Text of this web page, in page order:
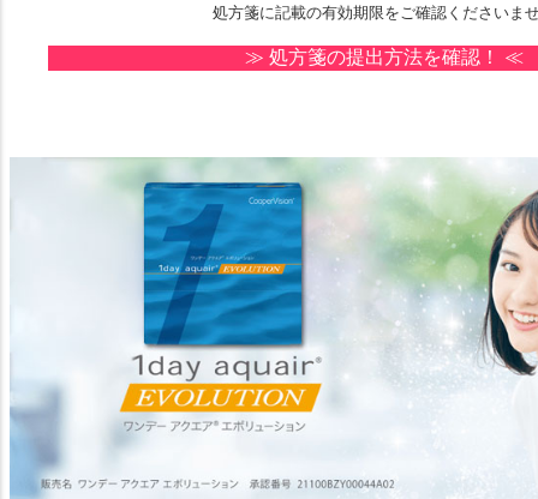
処方箋に記載の有効期限をご確認くださいま
≫ 処方箋の提出方法を確認！ ≪